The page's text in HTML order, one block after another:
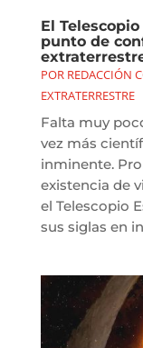
El
punto de
POR REDACCIÓN
EXTRATERRESTRE
Falta muy
vez más
inminente.
existencia de
el Telescopio
sus siglas en